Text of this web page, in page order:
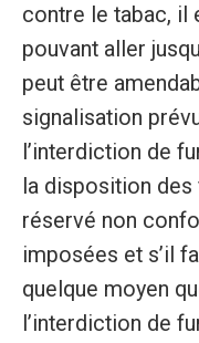
contre le tabac, il
pouvant aller
peut être
signalisation
l’interdiction de
la disposition
réservé non
imposées et s’il
quelque moyen
l’interdiction de